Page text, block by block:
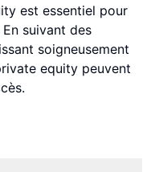
est essentiel pour
suivant des
soigneusement
equity peuvent